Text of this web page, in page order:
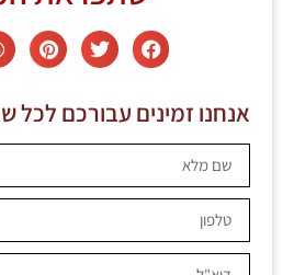
אנחנו זמינים עבורכם לכל